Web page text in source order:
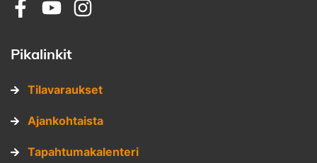
Sosiaalinen media: facebook
Sosiaalinen media: youtube
Sosiaalinen media: instagram
Pikalinkit
Tilavaraukset
Ajankohtaista
Tapahtumakalenteri